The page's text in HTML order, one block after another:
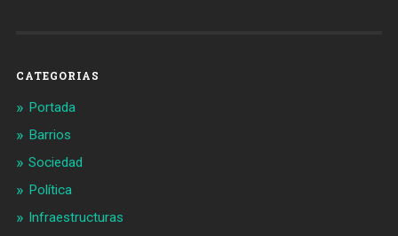
CATEGORIAS
Portada
Barrios
Sociedad
Política
Infraestructuras